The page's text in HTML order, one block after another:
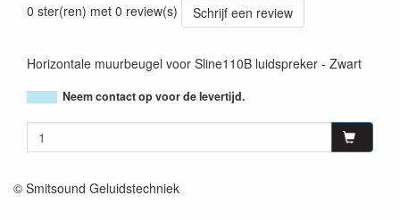
0 ster(ren) met 0 review(s)
Schrijf een review
Horizontale muurbeugel voor Sline110B luidspreker - Zwart
Neem contact op voor de levertijd.
© Smitsound Geluidstechniek